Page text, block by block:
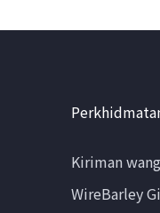
Kiriman
WireBarley